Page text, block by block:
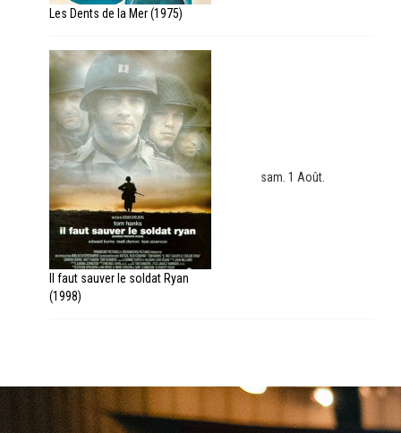
Les Dents de la Mer (1975)
Il faut sauver le soldat Ryan
(1998)
sam. 1 Août.